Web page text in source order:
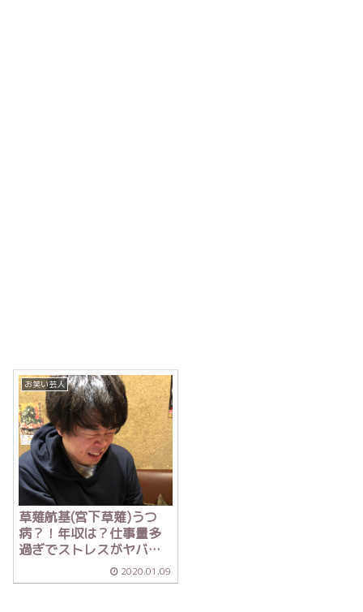
お笑い芸人
草薙航基(宮下草薙)うつ
病？！年収は？仕事量多
過ぎでストレスがヤバい
w【ダウンタウンDX】
2020.01.09